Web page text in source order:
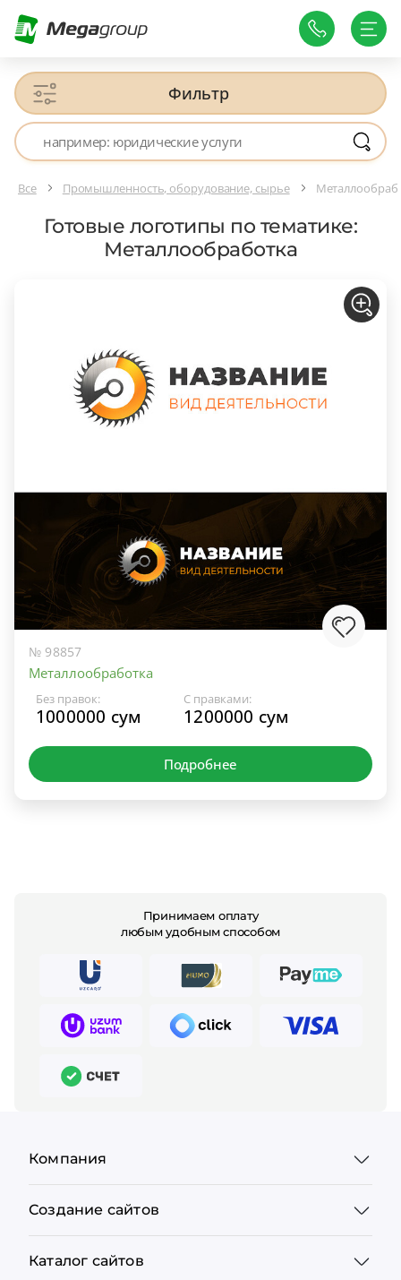
Фильтр
Все Промышленность, оборудование, сырье
Готовые логотипы по тематике:
Металлообработка
№ 98857
Металлообработка
Без правок:
1000000 сум
С правками:
1200000 сум
Подробнее
Принимаем оплату
любым удобным способом
Компания
Создание сайтов
Каталог сайтов